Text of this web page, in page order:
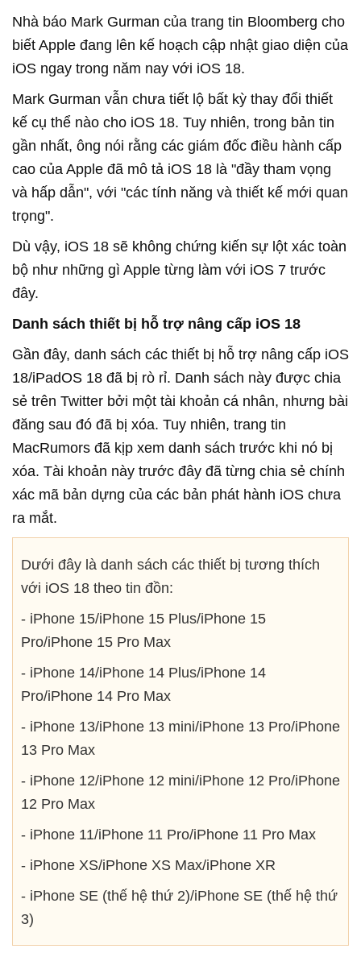
Nhà báo Mark Gurman của trang tin Bloomberg cho
biết Apple đang lên kế hoạch cập nhật giao diện của
iOS ngay trong năm nay với iOS 18.
Mark Gurman vẫn chưa tiết lộ bất kỳ thay đổi thiết
kế cụ thể nào cho iOS 18. Tuy nhiên, trong bản tin
gần nhất, ông nói rằng các giám đốc điều hành cấp
cao của Apple đã mô tả iOS 18 là "đầy tham vọng
và hấp dẫn", với "các tính năng và thiết kế mới quan
trọng".
Dù vậy, iOS 18 sẽ không chứng kiến sự lột xác toàn
bộ như những gì Apple từng làm với iOS 7 trước
đây.
Danh sách thiết bị hỗ trợ nâng cấp iOS 18
Gần đây, danh sách các thiết bị hỗ trợ nâng cấp iOS
18/iPadOS 18 đã bị rò rỉ. Danh sách này được chia
sẻ trên Twitter bởi một tài khoản cá nhân, nhưng bài
đăng sau đó đã bị xóa. Tuy nhiên, trang tin
MacRumors đã kịp xem danh sách trước khi nó bị
xóa. Tài khoản này trước đây đã từng chia sẻ chính
xác mã bản dựng của các bản phát hành iOS chưa
ra mắt.
Dưới đây là danh sách các thiết bị tương thích
với iOS 18 theo tin đồn:
- iPhone 15/iPhone 15 Plus/iPhone 15
Pro/iPhone 15 Pro Max
- iPhone 14/iPhone 14 Plus/iPhone 14
Pro/iPhone 14 Pro Max
- iPhone 13/iPhone 13 mini/iPhone 13 Pro/iPhone
13 Pro Max
- iPhone 12/iPhone 12 mini/iPhone 12 Pro/iPhone
12 Pro Max
- iPhone 11/iPhone 11 Pro/iPhone 11 Pro Max
- iPhone XS/iPhone XS Max/iPhone XR
- iPhone SE (thế hệ thứ 2)/iPhone SE (thế hệ thứ
3)